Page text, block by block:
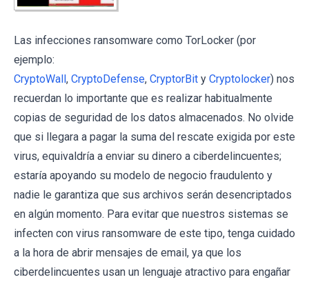
Las infecciones ransomware como TorLocker (por
ejemplo:
CryptoWall, CryptoDefense, CryptorBit y Cryptolocker) nos
recuerdan lo importante que es realizar habitualmente
copias de seguridad de los datos almacenados. No olvide
que si llegara a pagar la suma del rescate exigida por este
virus, equivaldría a enviar su dinero a ciberdelincuentes;
estaría apoyando su modelo de negocio fraudulento y
nadie le garantiza que sus archivos serán desencriptados
en algún momento. Para evitar que nuestros sistemas se
infecten con virus ransomware de este tipo, tenga cuidado
a la hora de abrir mensajes de email, ya que los
ciberdelincuentes usan un lenguaje atractivo para engañar